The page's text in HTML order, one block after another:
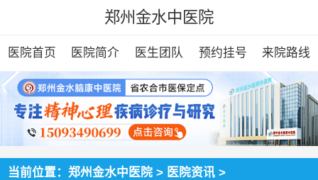
郑州金水中医院
医院首页 医院简介 医生团队 预约挂号 来院路线
当前位置：郑州金水中医院 > 医院资讯 >